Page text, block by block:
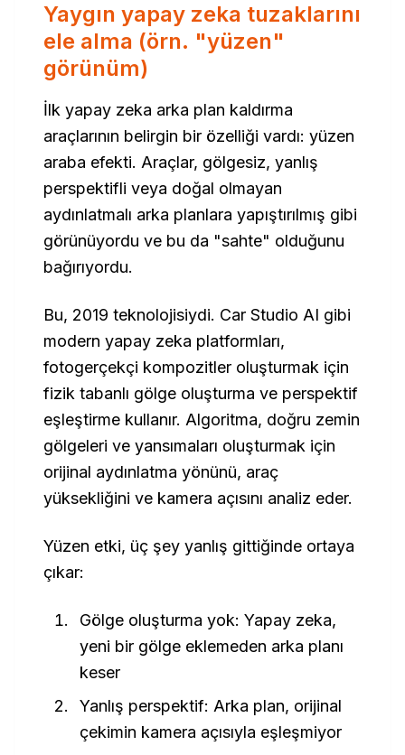
Yaygın yapay zeka tuzaklarını
ele alma (örn. "yüzen"
görünüm)
İlk yapay zeka arka plan kaldırma
araçlarının belirgin bir özelliği vardı: yüzen
araba efekti. Araçlar, gölgesiz, yanlış
perspektifli veya doğal olmayan
aydınlatmalı arka planlara yapıştırılmış gibi
görünüyordu ve bu da "sahte" olduğunu
bağırıyordu.
Bu, 2019 teknolojisiydi. Car Studio AI gibi
modern yapay zeka platformları,
fotogerçekçi kompozitler oluşturmak için
fizik tabanlı gölge oluşturma ve perspektif
eşleştirme kullanır. Algoritma, doğru zemin
gölgeleri ve yansımaları oluşturmak için
orijinal aydınlatma yönünü, araç
yüksekliğini ve kamera açısını analiz eder.
Yüzen etki, üç şey yanlış gittiğinde ortaya
çıkar:
Gölge oluşturma yok: Yapay zeka,
yeni bir gölge eklemeden arka planı
keser
Yanlış perspektif: Arka plan, orijinal
çekimin kamera açısıyla eşleşmiyor